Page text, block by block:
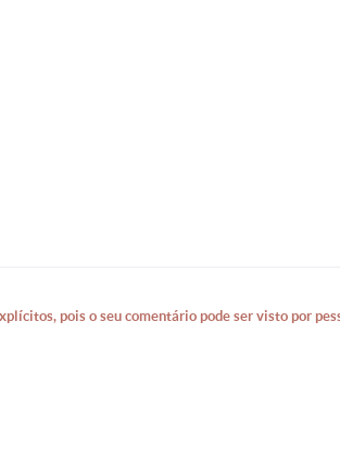
pois o seu comentário pode ser visto por